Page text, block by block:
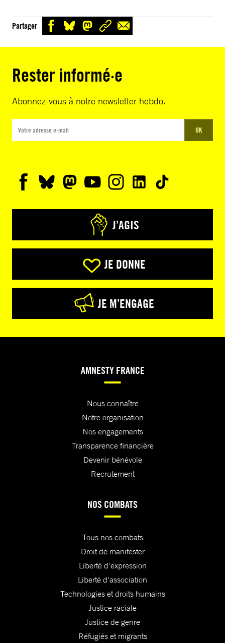
Partager
Rester informé·e
Abonnez-vous à notre newsletter hebdo.
OK
J’AGIS
JE DONNE
JE M’ENGAGE
AMNESTY FRANCE
Nous connaître
Notre organisation
Nos engagements
Transparence financière
Devenir bénévole
Recrutement
NOS COMBATS
Tous nos combats
Droit de manifester
Liberté d'expression
Liberté d'association
Technologies et droits humains
Justice raciale
Justice de genre
Réfugiés et migrants